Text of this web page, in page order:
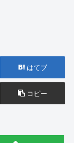
はてブ
コピー